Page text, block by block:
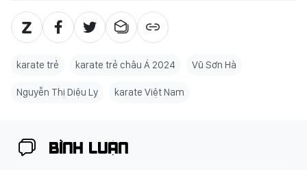
karate trẻ karate trẻ châu Á 2024 Vũ Sơn Hà
Nguyễn Thị Diệu Ly karate Việt Nam
BÌNH LUẬN